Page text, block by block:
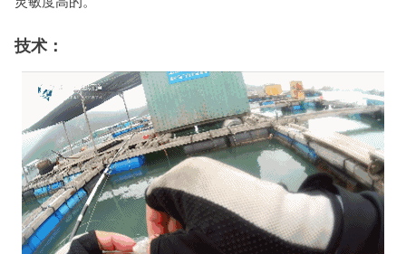
挂虾方面小编是比较随意的，基本上是包着钩就可以了。
至于活虾方面讲究就比较多了，由于这段时间龟洲的鱼都不吃
活虾的原因，这次就不探讨了。
鱼吃饵后很多时候要挑逗一下，挑逗的方式有很多种。其
中一种是压竿和放线，通过松线来降低鱼儿的警惕性，特别是
黄脚这种喜欢拖一会饵才下口的鱼。另外一种常用的是轻轻提